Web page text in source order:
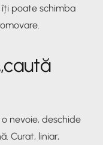
poate schimba
nevoie, deschide
Curat, liniar,